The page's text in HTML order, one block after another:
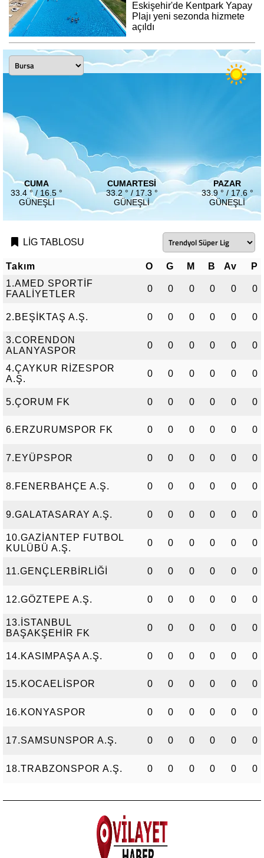
Eskişehir'de Kentpark Yapay
Plajı yeni sezonda hizmete
açıldı
CUMA
33.4 ° / 16.5 °
GÜNEŞLI
CUMARTESI
33.2 ° / 17.3 °
GÜNEŞLI
PAZAR
33.9 ° / 17.6 °
GÜNEŞLI
LİG TABLOSU
Takım O G M B Av
P
1.AMED SPORTİF
FAALİYETLER
0 0 0 0 0 0
2.BEŞİKTAŞ A.Ş. 0 0 0 0 0 0
3.CORENDON
ALANYASPOR
0 0 0 0 0 0
4.ÇAYKUR RİZESPOR
A.Ş.
0 0 0 0 0 0
5.ÇORUM FK 0 0 0 0 0 0
6.ERZURUMSPOR FK 0 0 0 0 0 0
7.EYÜPSPOR 0 0 0 0 0 0
8.FENERBAHÇE A.Ş. 0 0 0 0 0 0
9.GALATASARAY A.Ş. 0 0 0 0 0 0
10.GAZİANTEP FUTBOL
KULÜBÜ A.Ş.
0 0 0 0 0 0
11.GENÇLERBİRLİĞİ 0 0 0 0 0 0
12.GÖZTEPE A.Ş. 0 0 0 0 0 0
13.İSTANBUL
BAŞAKŞEHİR FK
0 0 0 0 0 0
14.KASIMPAŞA A.Ş. 0 0 0 0 0 0
15.KOCAELİSPOR 0 0 0 0 0 0
16.KONYASPOR 0 0 0 0 0 0
17.SAMSUNSPOR A.Ş. 0 0 0 0 0 0
18.TRABZONSPOR A.Ş. 0 0 0 0 0 0